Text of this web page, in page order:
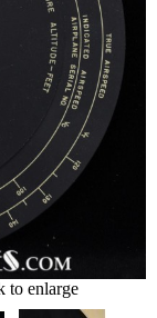
to enlarge